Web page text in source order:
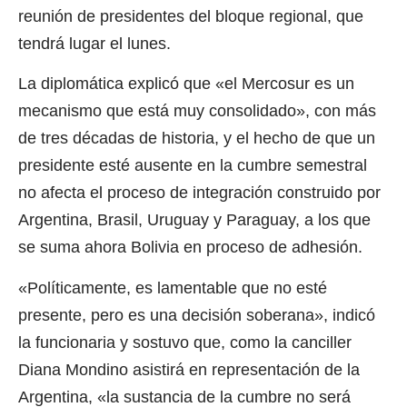
reunión de presidentes del bloque regional, que
tendrá lugar el lunes.
La diplomática explicó que «el Mercosur es un
mecanismo que está muy consolidado», con más
de tres décadas de historia, y el hecho de que un
presidente esté ausente en la cumbre semestral
no afecta el proceso de integración construido por
Argentina, Brasil, Uruguay y Paraguay, a los que
se suma ahora Bolivia en proceso de adhesión.
«Políticamente, es lamentable que no esté
presente, pero es una decisión soberana», indicó
la funcionaria y sostuvo que, como la canciller
Diana Mondino asistirá en representación de la
Argentina, «la sustancia de la cumbre no será